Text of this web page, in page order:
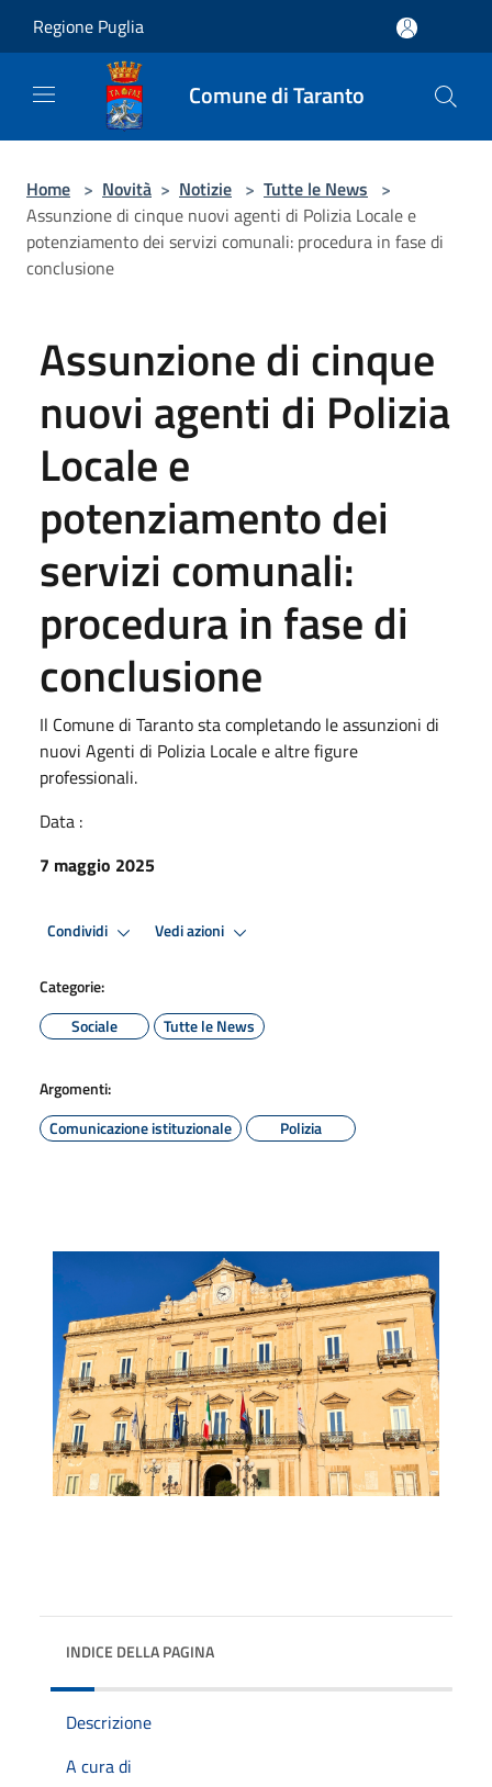
Regione Puglia
Comune di Taranto
Home > Novità > Notizie > Tutte le News >
Assunzione di cinque nuovi agenti di Polizia Locale e
potenziamento dei servizi comunali: procedura in fase di
conclusione
Assunzione di cinque
nuovi agenti di Polizia
Locale e
potenziamento dei
servizi comunali:
procedura in fase di
conclusione
Il Comune di Taranto sta completando le assunzioni di
nuovi Agenti di Polizia Locale e altre figure
professionali.
Data :
7 maggio 2025
Condividi Vedi azioni
Categorie:
Sociale
Tutte le News
Argomenti:
Comunicazione istituzionale
Polizia
INDICE DELLA PAGINA
Descrizione
A cura di